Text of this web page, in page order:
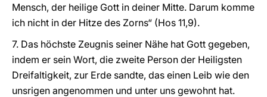
Mensch, der heilige Gott in deiner Mitte. Darum komme
ich nicht in der Hitze des Zorns“ (Hos 11,9).
7. Das höchste Zeugnis seiner Nähe hat Gott gegeben,
indem er sein Wort, die zweite Person der Heiligsten
Dreifaltigkeit, zur Erde sandte, das einen Leib wie den
unsrigen angenommen und unter uns gewohnt hat.